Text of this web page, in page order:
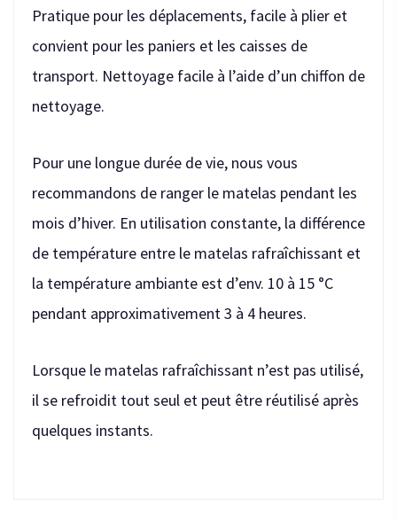
Pratique pour les déplacements, facile à plier et
convient pour les paniers et les caisses de
transport. Nettoyage facile à l’aide d’un chiffon de
nettoyage.
Pour une longue durée de vie, nous vous
recommandons de ranger le matelas pendant les
mois d’hiver. En utilisation constante, la différence
de température entre le matelas rafraîchissant et
la température ambiante est d’env. 10 à 15 °C
pendant approximativement 3 à 4 heures.
Lorsque le matelas rafraîchissant n’est pas utilisé,
il se refroidit tout seul et peut être réutilisé après
quelques instants.